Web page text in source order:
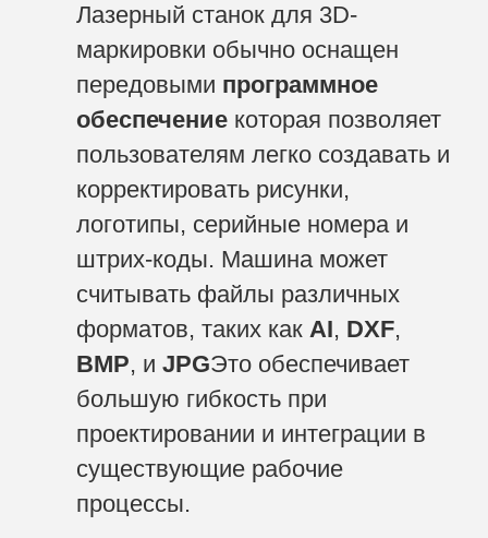
Лазерный станок для 3D-
маркировки обычно оснащен
передовыми программное
обеспечение которая позволяет
пользователям легко создавать и
корректировать рисунки,
логотипы, серийные номера и
штрих-коды. Машина может
считывать файлы различных
форматов, таких как AI, DXF,
BMP, и JPGЭто обеспечивает
большую гибкость при
проектировании и интеграции в
существующие рабочие
процессы.